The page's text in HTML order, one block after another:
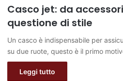
Casco jet: da
questione di stile
Un casco è indispensabile per
su due ruote, questo è il primo
Leggi tutto